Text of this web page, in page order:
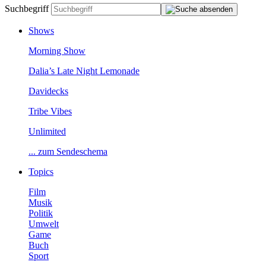
Suchbegriff
Shows
MorningShow
Dalia’sLateNightLemonade
Davidecks
TribeVibes
Unlimited
...zumSendeschema
Topics
Film
Musik
Politik
Umwelt
Game
Buch
Sport